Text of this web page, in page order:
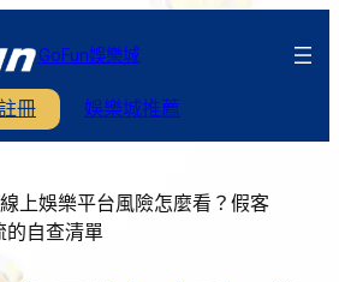
GoFun娛樂城
冊 娛樂城推薦
線上娛樂平台風險怎麼看？假客
的自查清單